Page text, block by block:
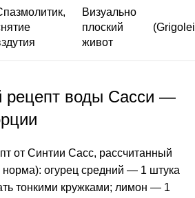
Визуально
плоский
живот
рецепт воды Сасси —
от Синтии Сасс, рассчитанный
норма): огурец средний — 1 штука
тонкими кружками; лимон — 1